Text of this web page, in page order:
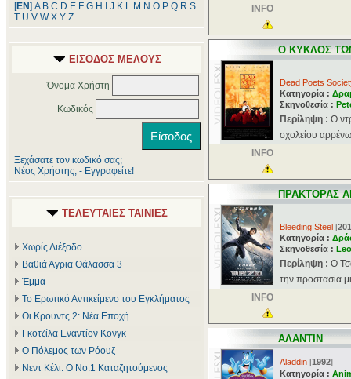
[ΕΝ] A B C D E F G H J K L M N O P Q R S
T U V W X Y Z
ΕΙΣΟΔΟΣ ΜΕΛΟΥΣ
Όνομα Χρήστη
Κωδικός
Ξεχάσατε τον κωδικό σας;
Νέος Χρήστης; - Εγγραφείτε!
ΤΕΛΕΥΤΑΙΕΣ ΤΑΙΝΙΕΣ
Χωρίς Διέξοδο
Βαθιά Άγρια Θάλασσα 3
Έμμα
Το Ερωτικό Αντικείμενο του Εγκλήματος
Οι Κρουντς 2: Νέα Εποχή
Γκοτζίλα Εναντίον Κονγκ
Ο Πόλεμος των Ρόουζ
Νεντ Κέλι: Ο Νο.1 Καταζητούμενος
INFO
Ο ΚΥΚΛΟΣ
Dead Poets
Κατηγορία :
Σκηνοθεσία :
Περίληψη : Ο
σχολείου
INFO
ΠΡΑΚΤΟΡΑΣ
Bleeding Steel [
Κατηγορία :
Σκηνοθεσία :
Περίληψη : Ο
την προστασία
INFO
ΑΛΑΝΤΙΝ
Aladdin [1992]
Κατηγορία :